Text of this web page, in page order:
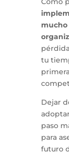
mucho
tu
Dejar
paso
para
futuro